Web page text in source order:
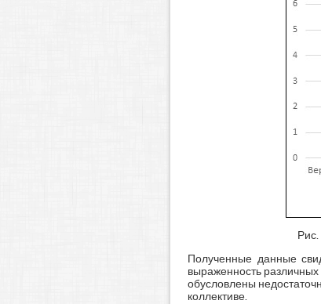
Полученные данные
выраженность
обусловлены
коллективе.